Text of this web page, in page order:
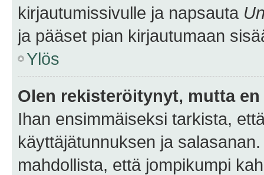
kirjautumissivulle ja napsauta
ja pääset pian kirjautumaan
Ylös
Olen rekisteröitynyt, mutta
Ihan ensimmäiseksi tarkista,
käyttäjätunnuksen ja
mahdollista, että jompikumpi